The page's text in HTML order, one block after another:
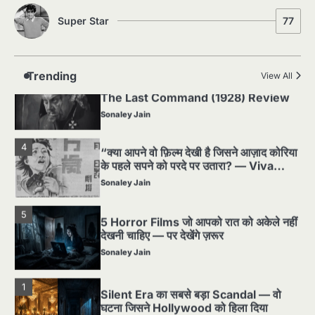
Super Star 77
Trending View All
2
पसीने और खून से लिखी गई मूक सिनेमा की कहानी:
Sonaley Jain
3
जब एक बादशाह को भीड़ में खड़ा होना पड़ा —
The Last Command (1928) Review
Sonaley Jain
4
“क्या आपने वो फ़िल्म देखी है जिसने आज़ाद कोरिया
के पहले सपने को परदे पर उतारा? — Viva
5
5 Horror Films जो आपको रात को अकेले नहीं
देखनी चाहिए — पर देखेंगे ज़रूर
1
Silent Era का सबसे बड़ा Scandal — वो